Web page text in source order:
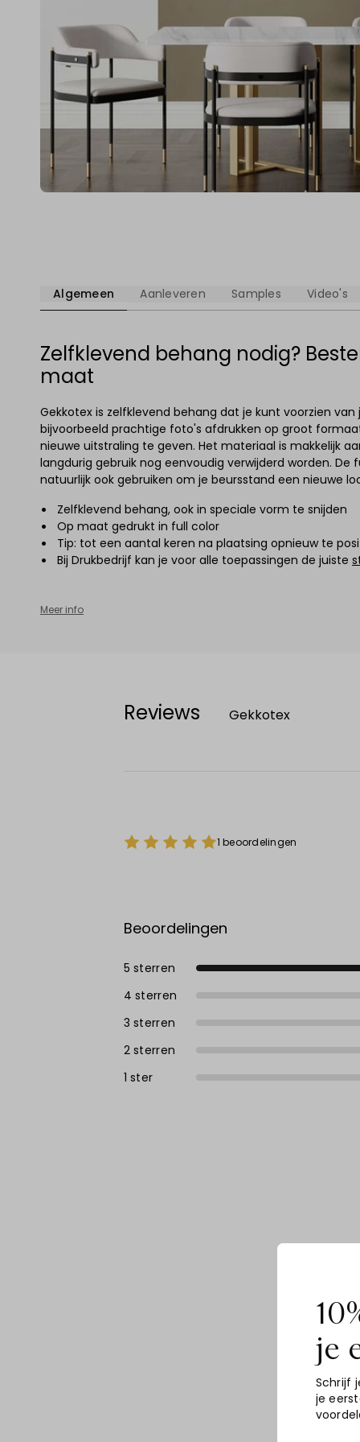
Algemeen Aanleveren Samples Video's
Zelfklevend behang nodig?
maat
Gekkotex is zelfklevend behang dat je kunt voorzien van
bijvoorbeeld prachtige foto's afdrukken op groot
nieuwe uitstraling te geven. Het materiaal is makkelijk
langdurig gebruik nog eenvoudig verwijderd worden. De
natuurlijk ook gebruiken om je beursstand een nieuwe
Zelfklevend behang, ook in speciale vorm te snijden
Op maat gedrukt in full color
Tip: tot een aantal keren na plaatsing opnieuw te
Bij Drukbedrijf kan je voor alle toepassingen de juiste
Meer info
Reviews Gekkotex
1 beoordelingen
Beoordelingen
5 sterren
4 sterren
3 sterren
2 sterren
1 ster
je
Schrijf
je